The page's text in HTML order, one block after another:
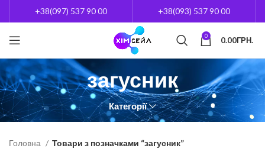
+38(097) 537 90 00 +38(093) 537 90 00
0 0.00ГРН.
загусник
Категорії
Головна
Товари з позначками “загусник”